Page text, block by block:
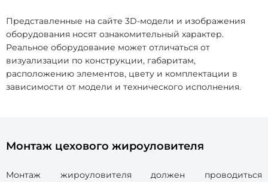
Представленные на сайте 3D-модели и изображения
оборудования носят ознакомительный характер.
Реальное оборудование может отличаться от
визуализации по конструкции, габаритам,
расположению элементов, цвету и комплектации в
зависимости от модели и технического исполнения.
Монтаж цехового жироуловителя
Монтаж жироуловителя должен проводиться